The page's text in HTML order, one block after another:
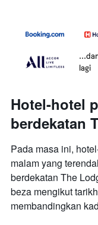
lagi
Hotel-hotel
berdekatan
Pada masa ini,
malam yang
berdekatan The
beza mengikut
membandingkan